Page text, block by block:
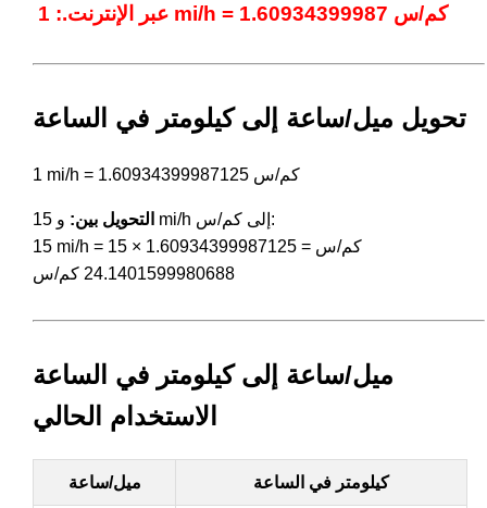
عبر الإنترنت.: 1 mi/h = 1.60934399987 كم/س
تحويل ميل/ساعة إلى كيلومتر في الساعة
1 mi/h = 1.60934399987125 كم/س
التحويل بين:
و 15 mi/h إلى كم/س:
15 mi/h = 15 × 1.60934399987125 كم/س =
24.1401599980688 كم/س
ميل/ساعة إلى كيلومتر في الساعة
الاستخدام الحالي
ميل/ساعة كيلومتر في الساعة